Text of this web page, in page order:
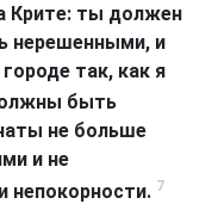
Крите: ты должен
нерешенными, и
так, как я
быть
не больше
и не
непокорности. 7